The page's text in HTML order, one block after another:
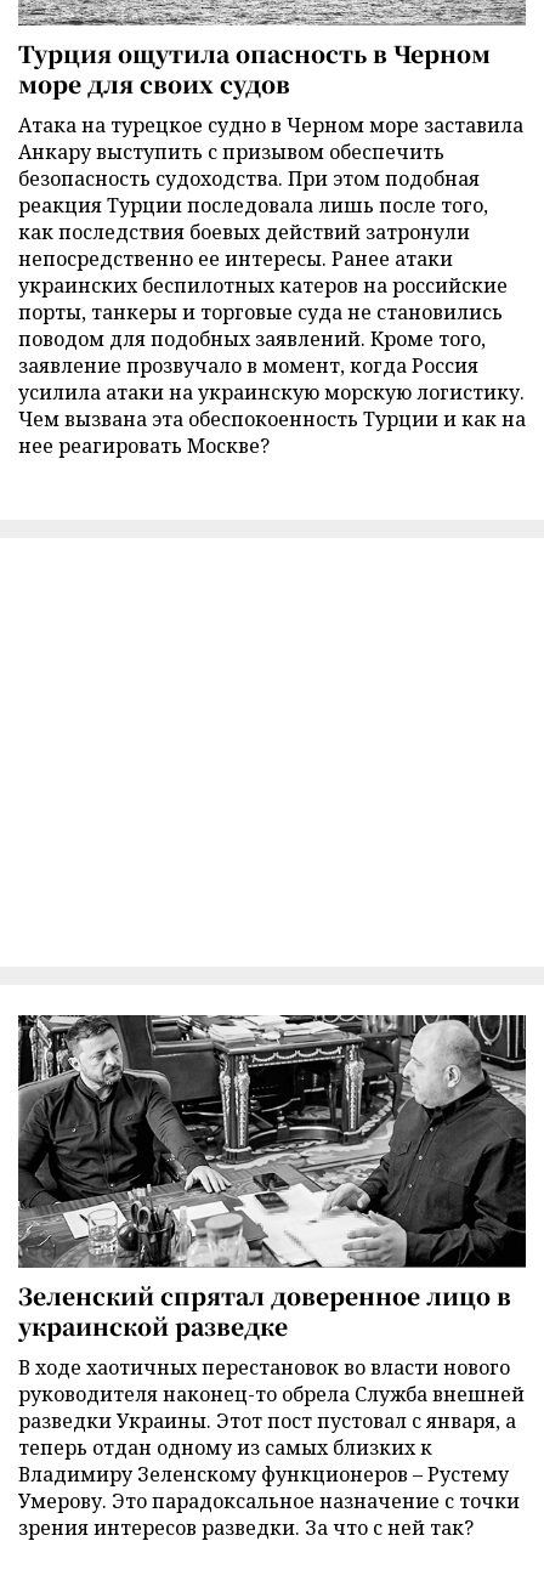
Турция ощутила опасность в Черном
море для своих судов
Атака на турецкое судно в Черном море заставила
Анкару выступить с призывом обеспечить
безопасность судоходства. При этом подобная
реакция Турции последовала лишь после того,
как последствия боевых действий затронули
непосредственно ее интересы. Ранее атаки
украинских беспилотных катеров на российские
порты, танкеры и торговые суда не становились
поводом для подобных заявлений. Кроме того,
заявление прозвучало в момент, когда Россия
усилила атаки на украинскую морскую логистику.
Чем вызвана эта обеспокоенность Турции и как на
нее реагировать Москве?
Зеленский спрятал доверенное лицо в
украинской разведке
В ходе хаотичных перестановок во власти нового
руководителя наконец-то обрела Служба внешней
разведки Украины. Этот пост пустовал с января, а
теперь отдан одному из самых близких к
Владимиру Зеленскому функционеров – Рустему
Умерову. Это парадоксальное назначение с точки
зрения интересов разведки. За что с ней так?